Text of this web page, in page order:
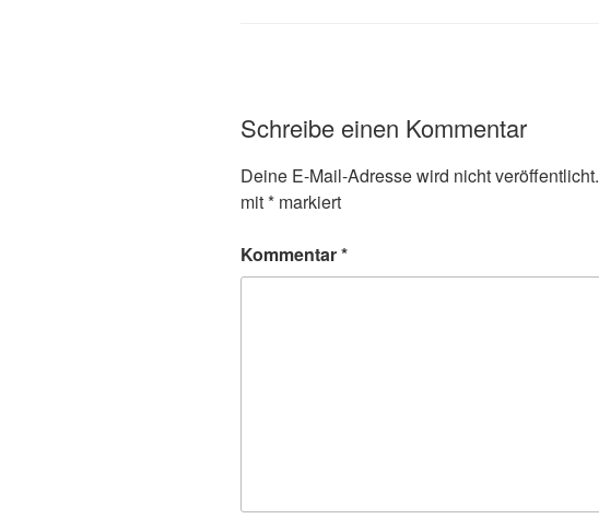
Schreibe einen Kommentar
Deine E-Mail-Adresse wird nicht veröffentlicht.
mit* markiert
Kommentar*